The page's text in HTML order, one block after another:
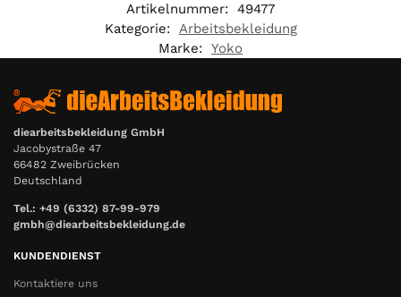
Artikelnummer: 49477
Kategorie: Arbeitsbekleidung
Marke: Yoko
diearbeitsbekleidung GmbH
Jacobystraße 47
66482 Zweibrücken
Deutschland
Tel.: +49 (6332) 87-99-979
gmbh@diearbeitsbekleidung.de
KUNDENDIENST
Kontaktiere uns